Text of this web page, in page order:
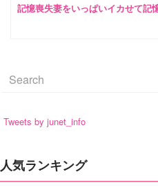
記憶喪失妻をいっぱいイカせて記
Tweets by junet_info
人気ランキング